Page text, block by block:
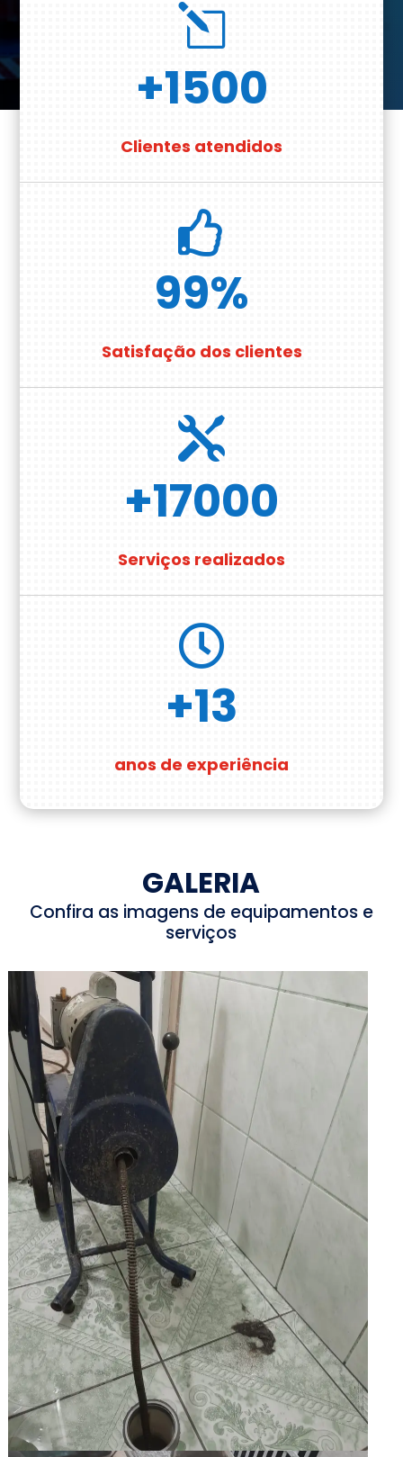
l
+1500
Clientes atendidos

99%
Satisfação dos clientes

+17000
Serviços realizados

+13
anos de experiência
GALERIA
Confira as imagens de equipamentos e
serviços